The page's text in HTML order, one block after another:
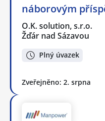
náborovým
O.K. solution, s.r.o.
Žďár nad Sázavou
Plný úvazek
Zveřejněno: 2. srpna